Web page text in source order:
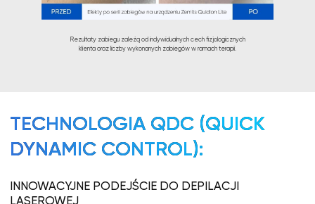
Rezultaty zabiegu zależą od indywidualnych cech fizjologicznych
klienta oraz liczby wykonanych zabiegów w ramach terapii.